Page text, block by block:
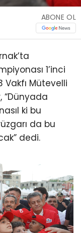
ABONE OL
1’inci
Vakfı Mütevelli
“Dünyada
ki bu
da bu
dedi.